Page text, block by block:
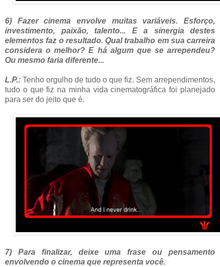
6) Fazer cinema envolve muitas variáveis. Esforço,
investimento, paixão, talento... E a sinergia destes
elementos faz o resultado. Qual trabalho em sua carreira
considera o melhor? E há algum que se arrependeu?
Ou mesmo faria diferente...
L.P.: Tenho orgulho de tudo o que fiz. Sem arrependimentos,
tudo o que fiz na minha vida cinematográfica foi planejado
para ser do jeito que é.
7) Para finalizar, deixe uma frase ou pensamento
envolvendo o cinema que representa você.